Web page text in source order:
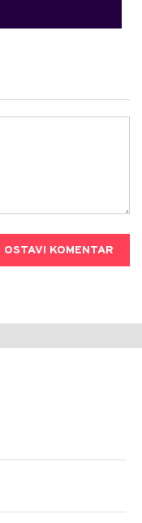
OSTAVI KOMENTAR